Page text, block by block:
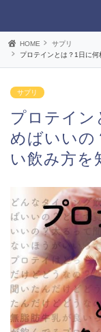
HOME
サプリ
プロテインとは？1日に
サプリ
プロテイン
めばいいの
い飲み方を